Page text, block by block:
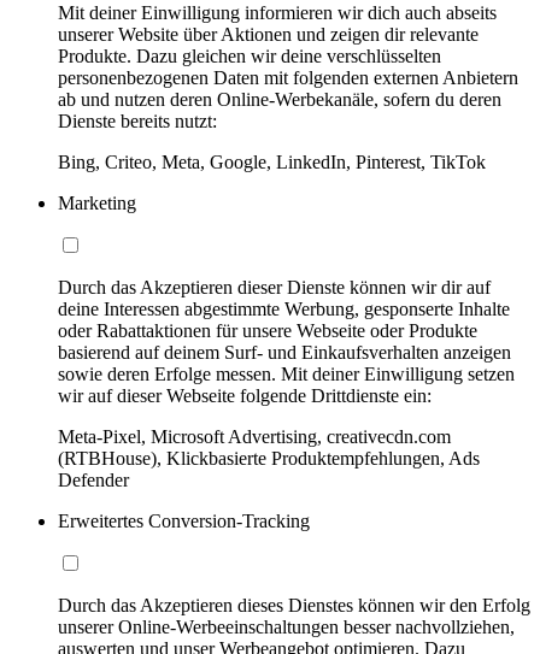
Mit deiner Einwilligung informieren wir dich auch abseits
unserer Website über Aktionen und zeigen dir relevante
Produkte. Dazu gleichen wir deine verschlüsselten
personenbezogenen Daten mit folgenden externen Anbietern
ab und nutzen deren Online-Werbekanäle, sofern du deren
Dienste bereits nutzt:
Bing, Criteo, Meta, Google, LinkedIn, Pinterest, TikTok
Marketing
Durch das Akzeptieren dieser Dienste können wir dir auf
deine Interessen abgestimmte Werbung, gesponserte Inhalte
oder Rabattaktionen für unsere Webseite oder Produkte
basierend auf deinem Surf- und Einkaufsverhalten anzeigen
sowie deren Erfolge messen. Mit deiner Einwilligung setzen
wir auf dieser Webseite folgende Drittdienste ein:
Meta-Pixel, Microsoft Advertising, creativecdn.com
(RTBHouse), Klickbasierte Produktempfehlungen, Ads
Defender
Erweitertes Conversion-Tracking
Durch das Akzeptieren dieses Dienstes können wir den Erfolg
unserer Online-Werbeeinschaltungen besser nachvollziehen,
auswerten und unser Werbeangebot optimieren. Dazu